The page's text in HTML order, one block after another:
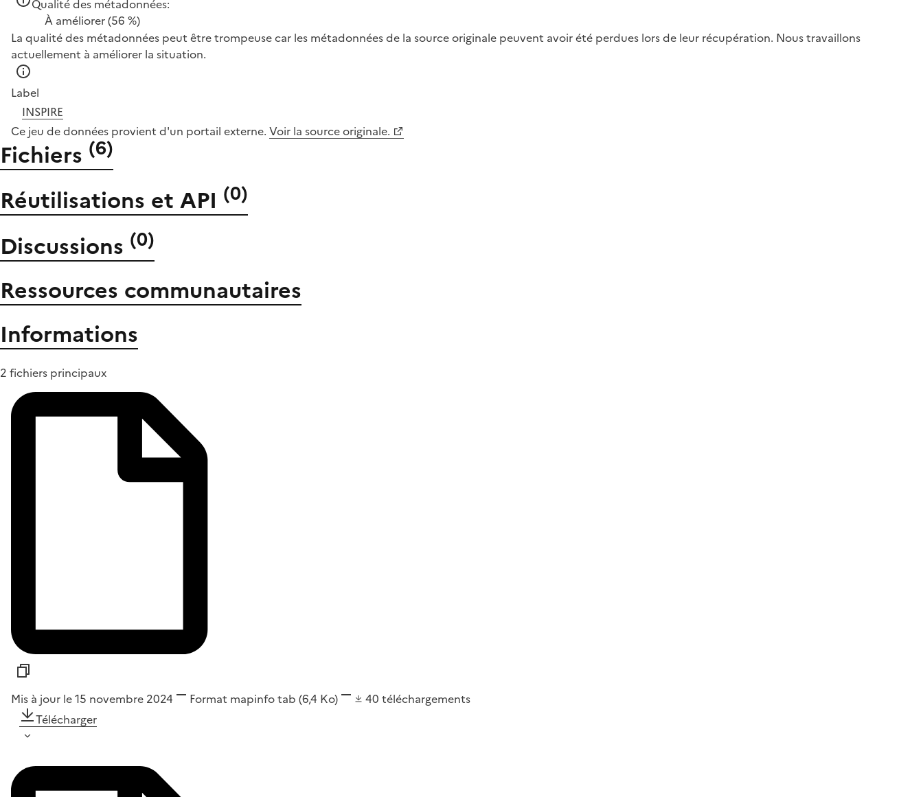
Qualité des métadonnées:
À améliorer(56 %)
La qualité des métadonnées peut être trompeuse car les métadonnées de la source originale peuvent avoir été perdues lors de leur récupération. Nous travaillons
actuellement à améliorer la situation.
Label
INSPIRE
Ce jeu de données provient d'un portail externe. Voir la source originale.
Fichiers (6)
Réutilisations et API (0)
Discussions (0)
Ressources communautaires
Informations
2 fichiers principaux
Mis à jour le 15 novembre 2024 Format mapinfo tab (6,4 Ko) 40 téléchargements
Télécharger